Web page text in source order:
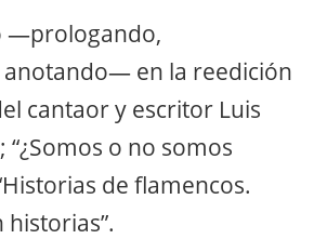
—prologando,
en la reedición
cantaor y escritor Luis
“¿Somos o no somos
de flamencos.
historias”.